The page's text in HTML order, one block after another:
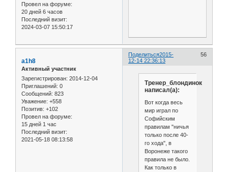
Провел на форуме:
20 дней 6 часов
Последний визит:
2024-03-07 15:50:17
Поделиться 56
2015-
12-14 22:36:13
a1h8
Активный участник
Зарегистрирован: 2014-12-04
Приглашений: 0
Сообщений: 823
Уважение: +558
Позитив: +102
Провел на форуме:
15 дней 1 час
Последний визит:
2021-05-18 08:13:58
Тренер_блондинок
написал(а):
Вот когда весь
мир играл по
Софийским
правилам "ничья
только после 40-
го хода", в
Воронеже такого
правила не было.
Как только в